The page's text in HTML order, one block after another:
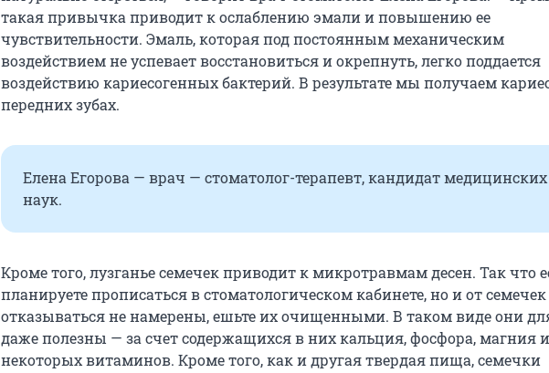
такая привычка приводит к ослаблению эмали и повышению ее
чувствительности. Эмаль, которая под постоянным механическим
воздействием не успевает восстановиться и окрепнуть, легко поддается
воздействию кариесогенных бактерий. В результате мы получаем
передних зубах.
Елена Егорова — врач — стоматолог-терапевт, кандидат медицинских
наук.
Кроме того, лузганье семечек приводит к микротравмам десен. Так что
планируете прописаться в стоматологическом кабинете, но и от семечек
отказываться не намерены, ешьте их очищенными. В таком виде они
даже полезны — за счет содержащихся в них кальция, фосфора, магния и
некоторых витаминов. Кроме того, как и другая твердая пища, семечки